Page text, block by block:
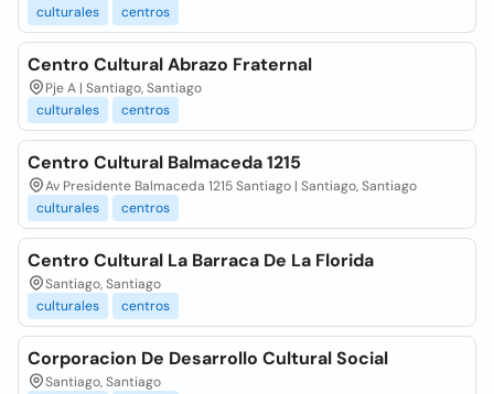
culturales
centros
Centro Cultural Abrazo Fraternal
Pje A | Santiago, Santiago
culturales
centros
Centro Cultural Balmaceda 1215
Av Presidente Balmaceda 1215 Santiago | Santiago, Santiago
culturales
centros
Centro Cultural La Barraca De La Florida
Santiago, Santiago
culturales
centros
Corporacion De Desarrollo Cultural Social
Santiago, Santiago